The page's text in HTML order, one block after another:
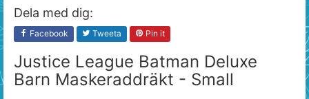
Dela med dig:
Facebook Tweeta Pin it
Justice League Batman Deluxe
Barn Maskeraddräkt - Small